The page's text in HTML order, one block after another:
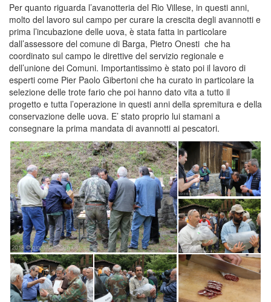
Per quanto riguarda l’avanotteria del Rio Villese, in questi anni,
molto del lavoro sul campo per curare la crescita degli avannotti e
prima l’incubazione delle uova, è stata fatta in particolare
dall’assessore del comune di Barga, Pietro Onesti che ha
coordinato sul campo le direttive del servizio regionale e
dell’unione dei Comuni. Importantissimo è stato poi il lavoro di
esperti come Pier Paolo Gibertoni che ha curato in particolare la
selezione delle trote fario che poi hanno dato vita a tutto il
progetto e tutta l’operazione in questi anni della spremitura e della
conservazione delle uova. E’ stato proprio lui stamani a
consegnare la prima mandata di avannotti ai pescatori.